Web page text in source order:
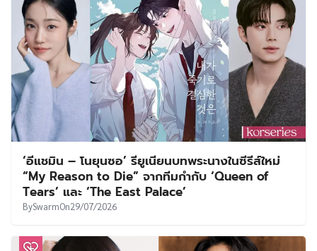
‘อีแชมิน – โนยุนซอ’ รียูเนียนบทพระนางในซีรีส์ใหม่
“My Reason to Die” จากทีมกำกับ ‘Queen of
Tears’ และ ‘The East Palace’
BySwarmOn29/07/2026